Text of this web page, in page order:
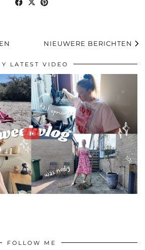
NIEUWERE BERICHTEN
LATEST VIDEO
FOLLOW ME